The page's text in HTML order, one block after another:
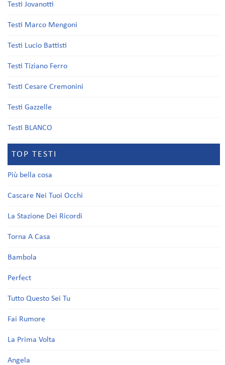
Testi Jovanotti
Testi Marco Mengoni
Testi Lucio Battisti
Testi Tiziano Ferro
Testi Cesare Cremonini
Testi Gazzelle
Testi BLANCO
TOP TESTI
Più bella cosa
Cascare Nei Tuoi Occhi
La Stazione Dei Ricordi
Torna A Casa
Bambola
Perfect
Tutto Questo Sei Tu
Fai Rumore
La Prima Volta
Angela